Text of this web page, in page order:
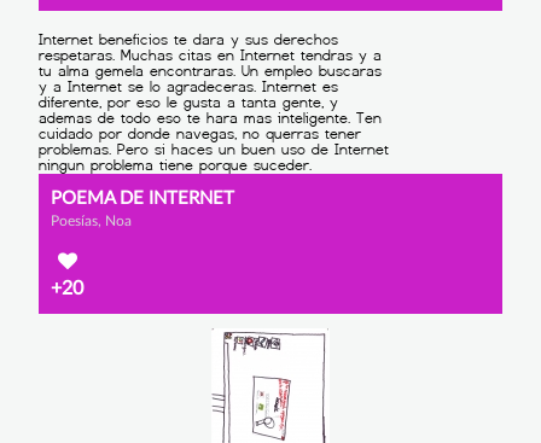
POEMA DE INTERNET
Poesías, Noa
+20